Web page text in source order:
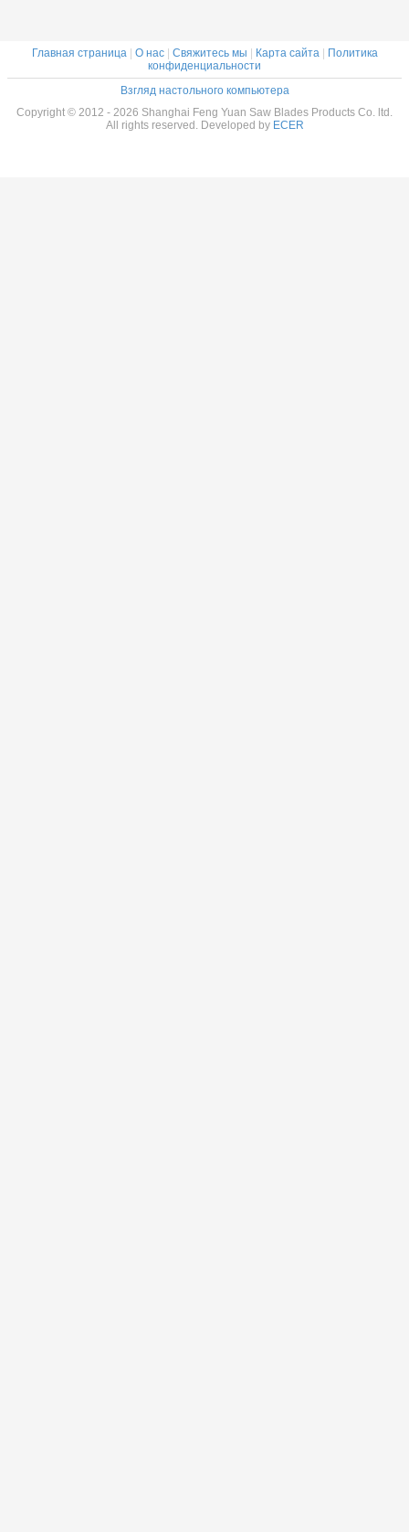
Главная страница| О нас| Свяжитесь мы Карта сайта|
Политика
конфиденциальности
Взгляд настольного компьютера
Copyright © 2012 - 2026 Shanghai Feng Yuan Saw Blades Products Co. ltd.
All rights reserved. Developed by ECER